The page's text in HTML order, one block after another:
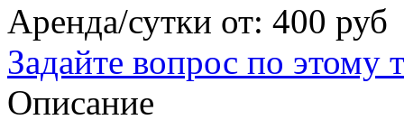
Аренда/сутки от: 400 руб
Задайте вопрос по этому
Описание